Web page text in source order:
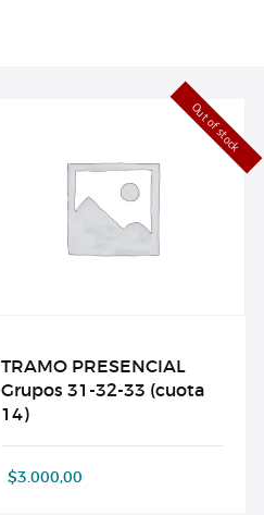
Out of stock
TRAMO PRESENCIAL
Grupos 31-32-33 (cuota
14)
$3.000,00